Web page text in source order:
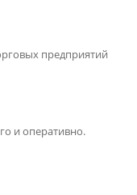
предприятий
и оперативно.